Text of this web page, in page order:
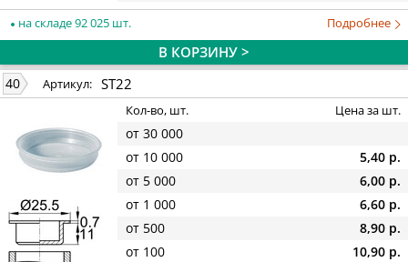
на складе 92 025 шт. Подробнее
В КОРЗИНУ >
40 Артикул: ST22
Кол-во, шт. Цена за шт.
от 30 000
от 10 000
5,40 р.
от 5 000
6,00 р.
от 1 000
6,60 р.
от 500
8,90 р.
от 100
10,90 р.